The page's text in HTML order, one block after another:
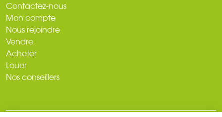
Contactez-nous
Mon compte
Nous rejoindre
Vendre
Acheter
Louer
Nos conseillers